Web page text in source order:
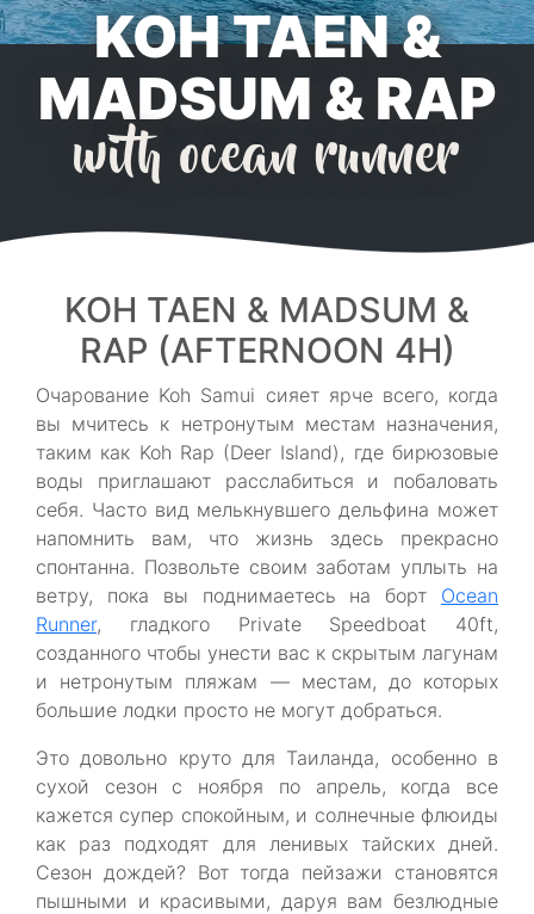
KOH TAEN &
MADSUM & RAP
with ocean runner
KOH TAEN & MADSUM &
RAP (AFTERNOON 4H)
Очарование Koh Samui сияет ярче всего, когда
вы мчитесь к нетронутым местам назначения,
таким как Koh Rap (Deer Island), где бирюзовые
воды приглашают расслабиться и побаловать
себя. Часто вид мелькнувшего дельфина может
напомнить вам, что жизнь здесь прекрасно
спонтанна. Позвольте своим заботам уплыть на
ветру, пока вы поднимаетесь на борт Ocean
Runner, гладкого Private Speedboat 40ft,
созданного чтобы унести вас к скрытым лагунам
и нетронутым пляжам — местам, до которых
большие лодки просто не могут добраться.
Это довольно круто для Таиланда, особенно в
сухой сезон с ноября по апрель, когда все
кажется супер спокойным, и солнечные флюиды
как раз подходят для ленивых тайских дней.
Сезон дождей? Вот тогда пейзажи становятся
пышными и красивыми, даруя вам безлюдные